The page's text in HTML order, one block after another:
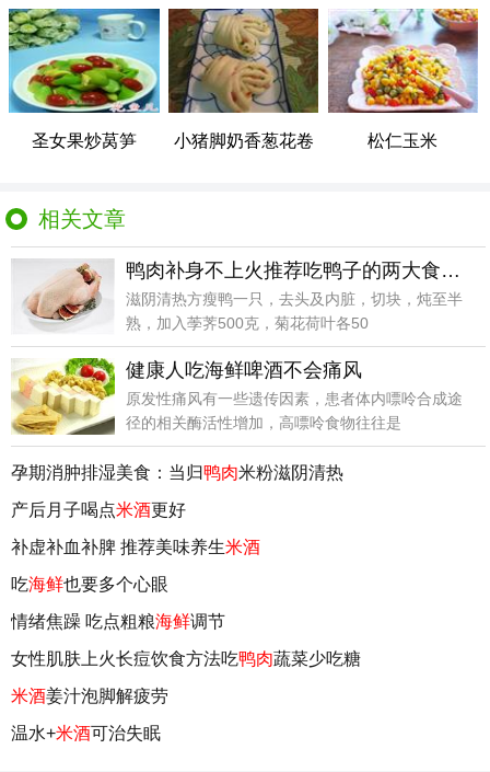
圣女果炒莴笋 小猪脚奶香葱花卷 松仁玉米
相关文章
鸭肉补身不上火推荐吃鸭子的两大食疗方
滋阴清热方瘦鸭一只，去头及内脏，切块，炖至半
熟，加入荸荠500克，菊花荷叶各50
健康人吃海鲜啤酒不会痛风
原发性痛风有一些遗传因素，患者体内嘌呤合成途
径的相关酶活性增加，高嘌呤食物往往是
孕期消肿排湿美食：当归鸭肉米粉滋阴清热
产后月子喝点米酒更好
补虚补血补脾 推荐美味养生米酒
吃海鲜也要多个心眼
情绪焦躁 吃点粗粮海鲜调节
女性肌肤上火长痘饮食方法吃鸭肉蔬菜少吃糖
米酒姜汁泡脚解疲劳
温水+米酒可治失眠